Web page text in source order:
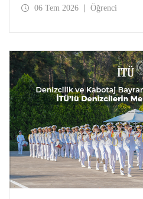
“Doktora Özel Ödülleri” ve “En
06 Tem 2026 Öğrenci